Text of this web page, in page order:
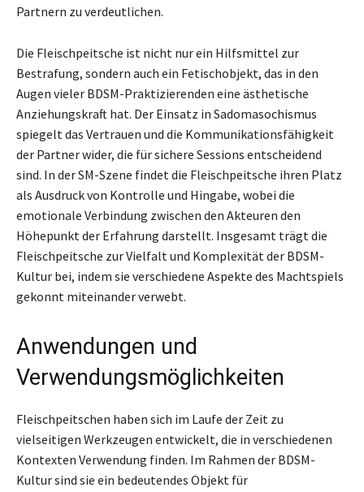
Partnern zu verdeutlichen.
Die Fleischpeitsche ist nicht nur ein Hilfsmittel zur
Bestrafung, sondern auch ein Fetischobjekt, das in den
Augen vieler BDSM-Praktizierenden eine ästhetische
Anziehungskraft hat. Der Einsatz in Sadomasochismus
spiegelt das Vertrauen und die Kommunikationsfähigkeit
der Partner wider, die für sichere Sessions entscheidend
sind. In der SM-Szene findet die Fleischpeitsche ihren Platz
als Ausdruck von Kontrolle und Hingabe, wobei die
emotionale Verbindung zwischen den Akteuren den
Höhepunkt der Erfahrung darstellt. Insgesamt trägt die
Fleischpeitsche zur Vielfalt und Komplexität der BDSM-
Kultur bei, indem sie verschiedene Aspekte des Machtspiels
gekonnt miteinander verwebt.
Anwendungen und
Verwendungsmöglichkeiten
Fleischpeitschen haben sich im Laufe der Zeit zu
vielseitigen Werkzeugen entwickelt, die in verschiedenen
Kontexten Verwendung finden. Im Rahmen der BDSM-
Kultur sind sie ein bedeutendes Objekt für